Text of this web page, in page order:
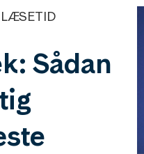
Sådan